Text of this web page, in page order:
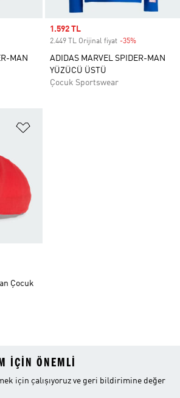
MAN
Sale price
1.592 TL
2.449 TL Orijinal fiyat -35%
ADIDAS MARVEL SPIDER-MAN
YÜZÜCÜ ÜSTÜ
Çocuk Sportswear
Çocuk
IÇIN ÖNEMLI
için çalışıyoruz ve geri bildirimine değer